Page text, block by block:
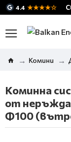
4.4 ★★★★☆
Комини
Коминна
от
Ф100